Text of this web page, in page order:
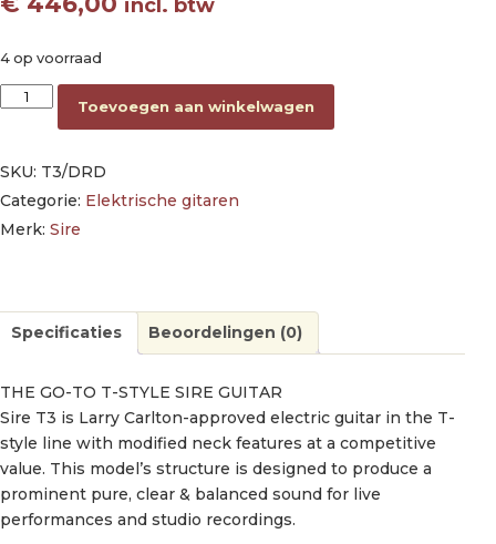
incl. btw
4 op voorraad
electric guitar T-style Dakota red aantal
Toevoegen aan winkelwagen
SKU: T3/DRD
Categorie: Elektrische gitaren
Merk: Sire
Specificaties Beoordelingen (0)
THE GO-TO T-STYLE SIRE GUITAR
Sire T3 is Larry Carlton-approved electric guitar in the T-
style line with modified neck features at a competitive
value. This model’s structure is designed to produce a
prominent pure, clear & balanced sound for live
performances and studio recordings.